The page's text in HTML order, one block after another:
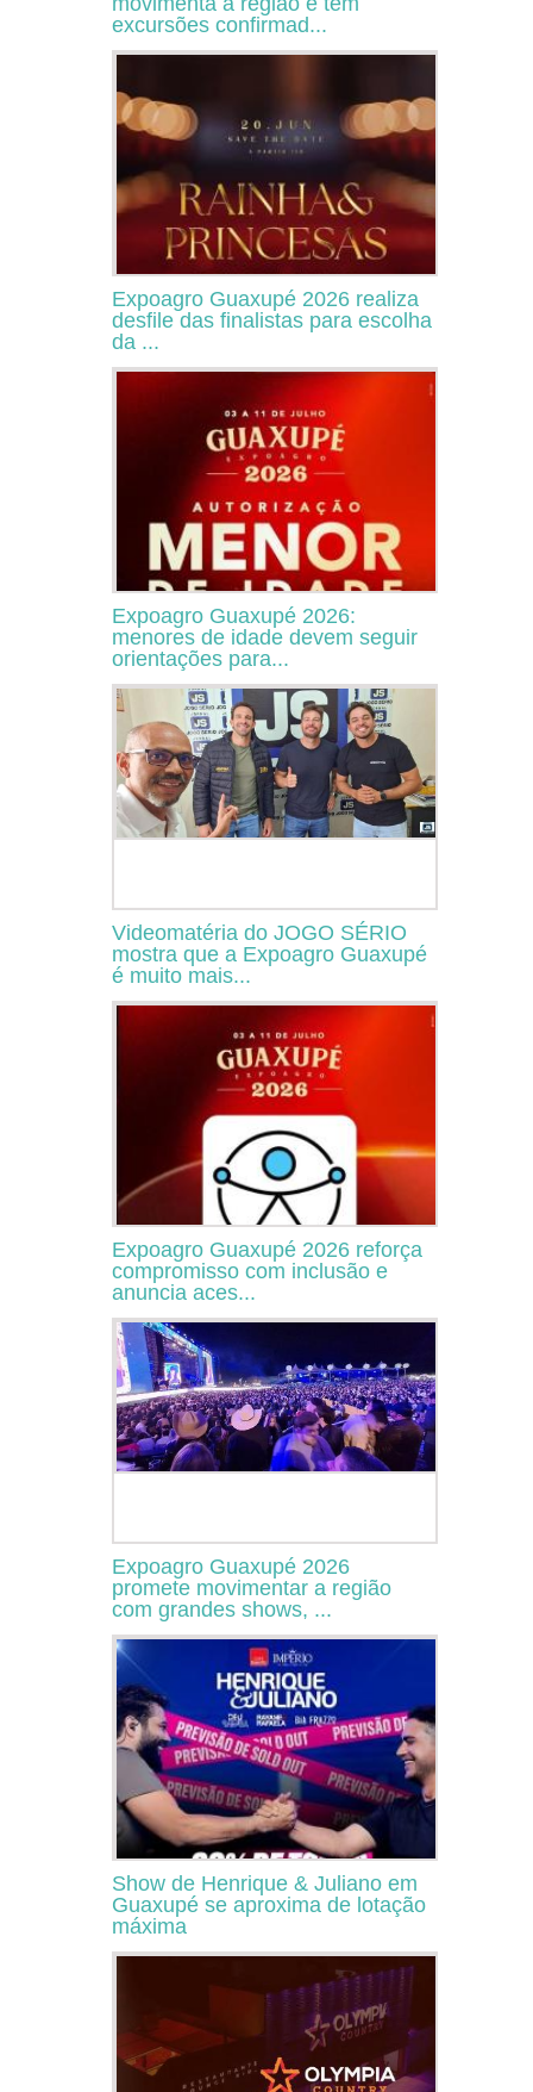
excursões confirmad...
Expoagro Guaxupé 2026 realiza
desfile das finalistas para escolha
da ...
Expoagro Guaxupé 2026:
menores de idade devem seguir
orientações para...
Videomatéria do JOGO SÉRIO
mostra que a Expoagro Guaxupé
é muito mais...
Expoagro Guaxupé 2026 reforça
compromisso com inclusão e
anuncia aces...
Expoagro Guaxupé 2026
promete movimentar a região
com grandes shows, ...
Show de Henrique & Juliano em
Guaxupé se aproxima de lotação
máxima